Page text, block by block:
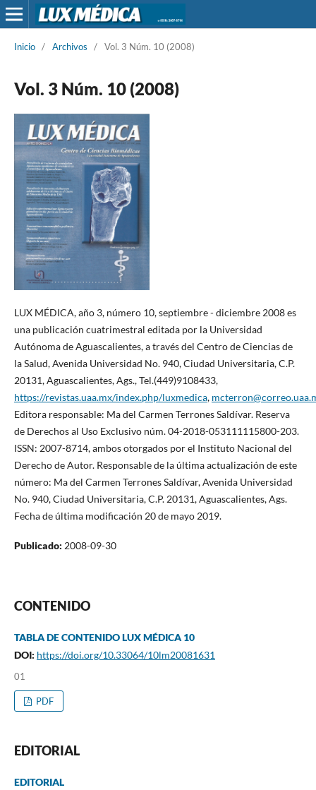
Inicio / Archivos / Vol. 3 Núm. 10 (2008)
Vol. 3 Núm. 10 (2008)
LUX MÉDICA, año 3, número 10, septiembre - diciembre 2008 es
una publicación cuatrimestral editada por la Universidad
Autónoma de Aguascalientes, a través del Centro de Ciencias de
la Salud, Avenida Universidad No. 940, Ciudad Universitaria, C.P.
20131, Aguascalientes, Ags., Tel.(449)9108433,
https://revistas.uaa.mx/index.php/luxmedica,
Editora responsable: Ma del Carmen Terrones Saldívar. Reserva
de Derechos al Uso Exclusivo núm. 04-2018-053111115800-203.
ISSN: 2007-8714, ambos otorgados por el Instituto Nacional del
Derecho de Autor. Responsable de la última actualización de este
número: Ma del Carmen Terrones Saldívar, Avenida Universidad
No. 940, Ciudad Universitaria, C.P. 20131, Aguascalientes, Ags.
Fecha de última modificación 20 de mayo 2019.
Publicado: 2008-09-30
CONTENIDO
TABLA DE CONTENIDO LUX MÉDICA 10
DOI: https://doi.org/10.33064/10lm20081631
01
PDF
EDITORIAL
EDITORIAL